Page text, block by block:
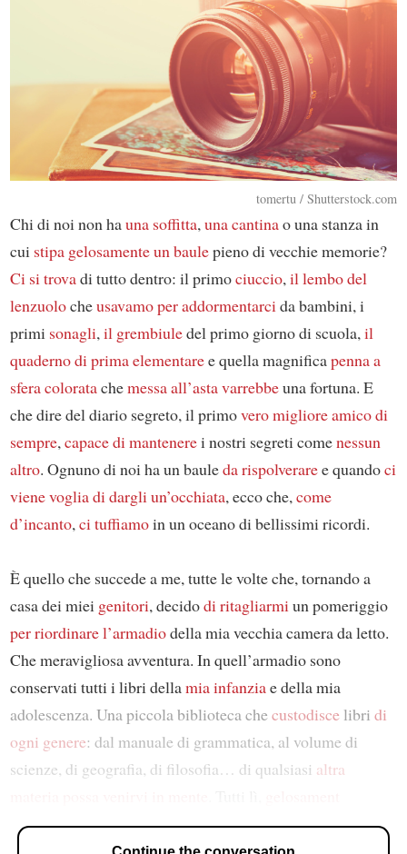
tomertu / Shutterstock.com
Chi di noi non hauna soffitta,una cantinao una stanza in
cui stipa gelosamenteun baulepieno di vecchie memorie?
Ci si trovadi tutto dentro: il primociuccio,il lembo del
lenzuolocheusavamo per addormentarcida bambini, i
primi sonagli,il grembiuledel primo giorno di scuola,il
quaderno di prima elementaree quella magnificapenna a
sfera coloratachemessa all’astavarrebbeuna fortuna. E
che dire del diario segreto, il primovero migliore amico di
sempre,capace di mantenerei nostri segreti comenessun
altro. Ognuno di noi ha un bauleda rispolveraree quandoci
viene vogliadi dargli un’occhiata, ecco che,come
d’incanto,ci tuffiamoin un oceano di bellissimi ricordi.
È quello che succede a me, tutte le volte che, tornando a
casa dei miei genitori, decidodi ritagliarmiun pomeriggio
per riordinare l’armadiodella mia vecchia camera da letto.
Che meravigliosa avventura. In quell’armadio sono
conservati tutti i libri dellamia infanziae della mia
adolescenza. Una piccola biblioteca checustodiscelibri di
ogni genere: dal manuale di grammatica, al volume di
scienze, di geografia, di filosofia… di qualsiasi altra